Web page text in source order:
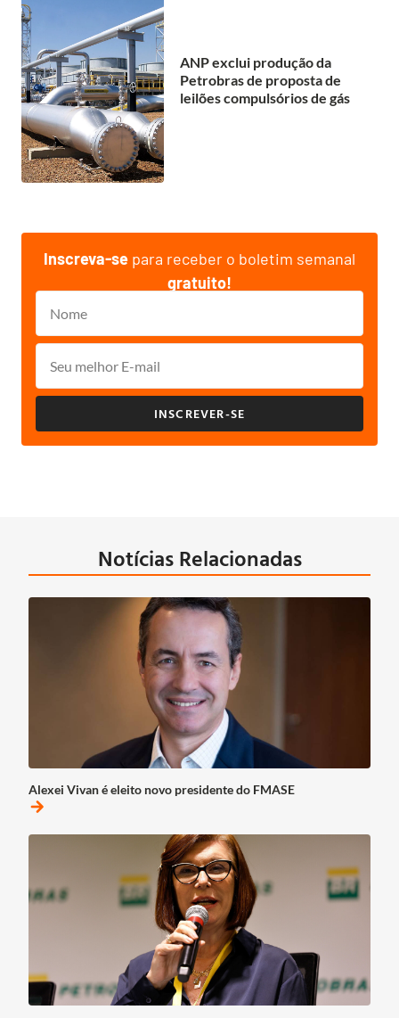
ANP exclui produção da
Petrobras de proposta de
leilões compulsórios de gás
Inscreva-se para receber o boletim semanal
gratuito!
INSCREVER-SE
Notícias Relacionadas
Alexei Vivan é eleito novo presidente do FMASE
arrow_forward